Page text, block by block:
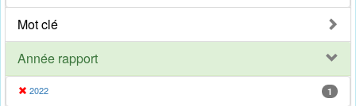
Mot clé
Année rapport
2022 1